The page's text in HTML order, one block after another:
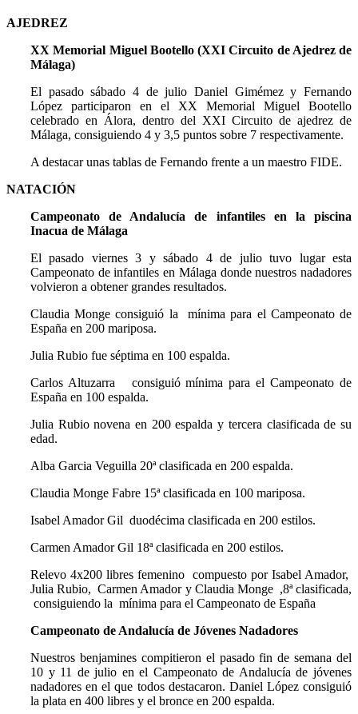
AJEDREZ
XX Memorial Miguel Bootello (XXI Circuito de Ajedrez de
Málaga)
El pasado sábado 4 de julio Daniel Gimémez y Fernando
López participaron en el XX Memorial Miguel Bootello
celebrado en Álora, dentro del XXI Circuito de ajedrez de
Málaga, consiguiendo 4 y 3,5 puntos sobre 7 respectivamente.
A destacar unas tablas de Fernando frente a un maestro FIDE.
NATACIÓN
Campeonato de Andalucía de infantiles en la piscina
Inacua de Málaga
El pasado viernes 3 y sábado 4 de julio tuvo lugar esta
Campeonato de infantiles en Málaga donde nuestros nadadores
volvieron a obtener grandes resultados.
Claudia Monge consiguió la mínima para el Campeonato de
España en 200 mariposa.
Julia Rubio fue séptima en 100 espalda.
Carlos Altuzarra consiguió mínima para el Campeonato de
España en 100 espalda.
Julia Rubio novena en 200 espalda y tercera clasificada de su
edad.
Alba Garcia Veguilla 20ª clasificada en 200 espalda.
Claudia Monge Fabre 15ª clasificada en 100 mariposa.
Isabel Amador Gil duodécima clasificada en 200 estilos.
Carmen Amador Gil 18ª clasificada en 200 estilos.
Relevo 4x200 libres femenino compuesto por Isabel Amador,
Julia Rubio, Carmen Amador y Claudia Monge ,8ª clasificada,
consiguiendo la mínima para el Campeonato de España
Campeonato de Andalucía de Jóvenes Nadadores
Nuestros benjamines compitieron el pasado fin de semana del
10 y 11 de julio en el Campeonato de Andalucía de jóvenes
nadadores en el que todos destacaron. Daniel López consiguió
la plata en 400 libres y el bronce en 200 espalda.